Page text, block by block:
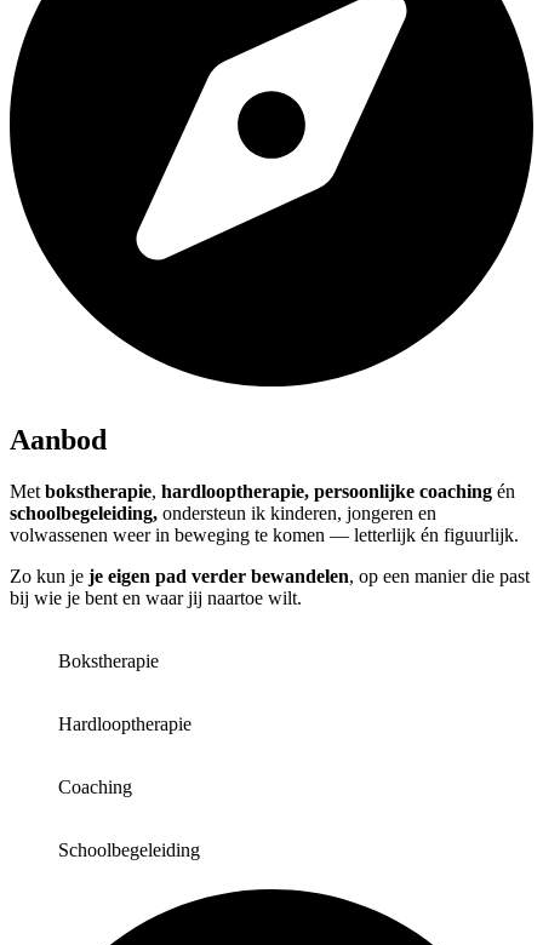
Aanbod
Met bokstherapie, hardlooptherapie, persoonlijke coaching én
schoolbegeleiding, ondersteun ik kinderen, jongeren en
volwassenen weer in beweging te komen — letterlijk én figuurlijk.
Zo kun je je eigen pad verder bewandelen, op een manier die past
bij wie je bent en waar jij naartoe wilt.
Bokstherapie
Hardlooptherapie
Coaching
Schoolbegeleiding